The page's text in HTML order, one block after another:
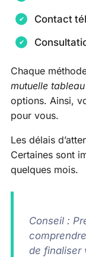
Contact
Chaque
mutuelle
options. Ainsi,
pour vous.
Les délais
Certaines sont
quelques mois.
Conseil :
de finaliser